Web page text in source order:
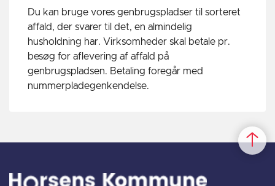
Du kan bruge vores genbrugspladser til sorteret
affald, der svarer til det, en almindelig
husholdning har. Virksomheder skal betale pr.
besøg for aflevering af affald på
genbrugspladsen. Betaling foregår med
nummerpladegenkendelse.